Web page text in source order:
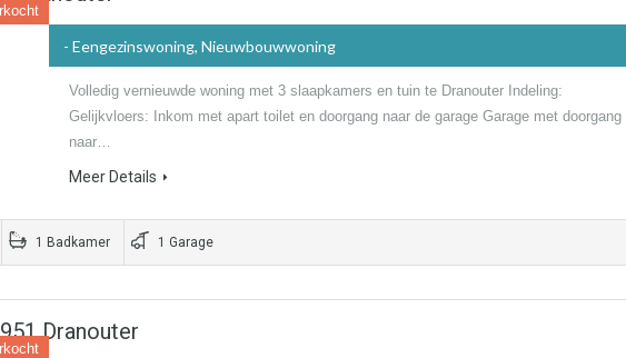
- Eengezinswoning, Nieuwbouwwoning
Volledig vernieuwde woning met 3 slaapkamers en tuin te Dranouter Indeling:
Gelijkvloers: Inkom met apart toilet en doorgang naar de garage Garage met doorgang
naar…
Meer Details
1 Badkamer 1 Garage
Dranouter